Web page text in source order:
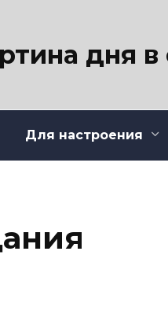
дня
Для настроения